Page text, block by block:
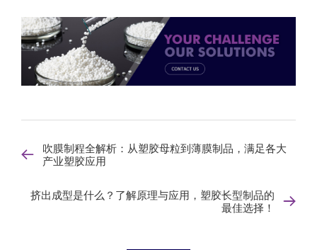
吹膜制程全解析：从塑胶母粒到薄膜制品，满足各大
产业塑胶应用
挤出成型是什么？了解原理与应用，塑胶长型制品的
最佳选择！